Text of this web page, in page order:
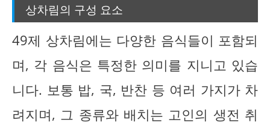
상차림의 구성 요소
49제 상차림에는 다양한 음식들이 포함되
며, 각 음식은 특정한 의미를 지니고 있습
니다. 보통 밥, 국, 반찬 등 여러 가지가 차
려지며, 그 종류와 배치는 고인의 생전 취